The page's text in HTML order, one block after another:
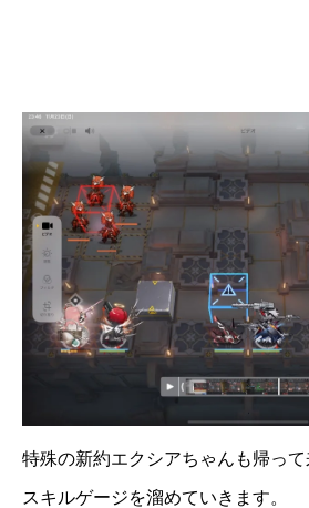
特殊の新約エクシアちゃんも帰って
スキルゲージを溜めていきます。